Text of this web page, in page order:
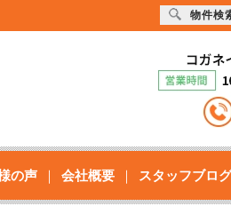
の声 会社概要 スタッフブログ
物件検